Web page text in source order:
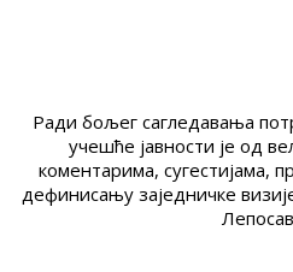
Ради бољег сагледавања
учешће јавности је од
коментарима, сугестијама,
дефинисању заједничке